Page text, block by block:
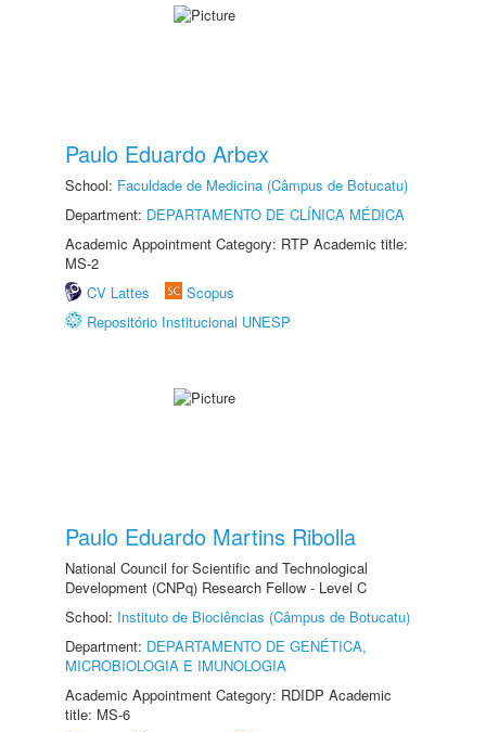
Paulo Eduardo Arbex
School: Faculdade de Medicina (Câmpus de Botucatu)
Department: DEPARTAMENTO DE CLÍNICA MÉDICA
Academic Appointment Category: RTP Academic title:
MS-2
CV Lattes
Scopus
Repositório Institucional UNESP
Paulo Eduardo Martins Ribolla
National Council for Scientific and Technological
Development (CNPq) Research Fellow - Level C
School: Instituto de Biociências (Câmpus de Botucatu)
Department: DEPARTAMENTO DE GENÉTICA,
MICROBIOLOGIA E IMUNOLOGIA
Academic Appointment Category: RDIDP Academic
title: MS-6